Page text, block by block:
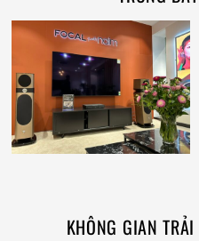
KHÔNG GIAN